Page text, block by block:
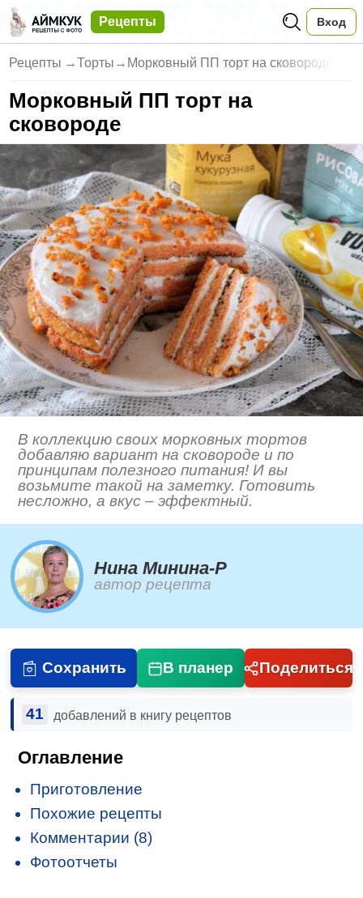
Рецепты Вход
Рецепты →Торты → Морковный ПП торт на сковороде
Морковный ПП торт на
сковороде
В коллекцию своих морковных тортов
добавляю вариант на сковороде и по
принципам полезного питания! И вы
возьмите такой на заметку. Готовить
несложно, а вкус – эффектный.
Нина Минина-Р
автор рецепта
Сохранить В планер Поделиться
41 добавлений в книгу рецептов
Оглавление
Приготовление
Похожие рецепты
Комментарии (8)
Фотоотчеты